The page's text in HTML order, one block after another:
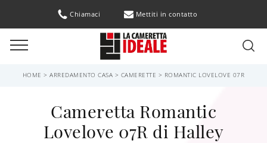
Chiamaci Mettiti in contatto
HOME >ARREDAMENTO CASA > CAMERETTE > ROMANTIC LOVELOVE 07R
Cameretta Romantic
Lovelove 07R di Halley